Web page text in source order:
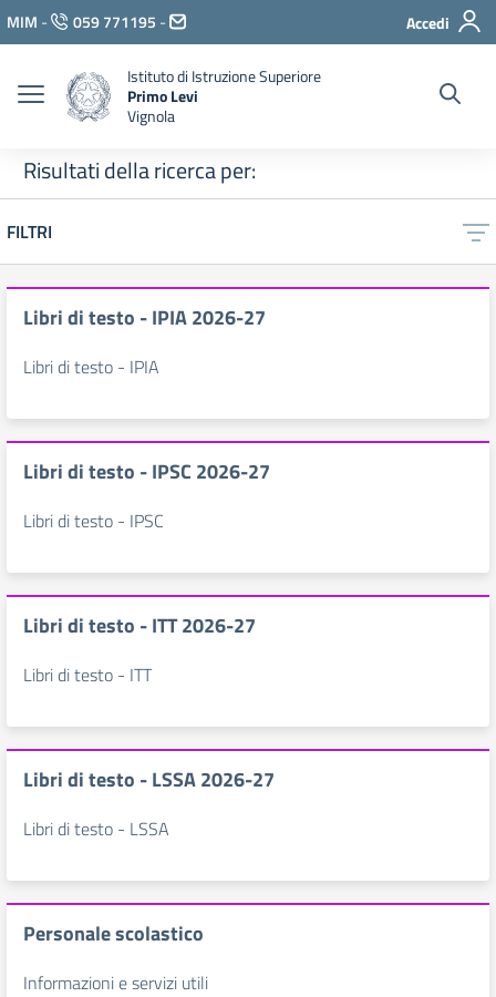
Vai ai contenuti
Vai al menu di navigazione
Vai al footer
MIM - 059 771195 - Accedi
Istituto di Istruzione Superiore
Primo Levi
Vignola
Risultati della ricerca per:
FILTRI
Libri di testo - IPIA 2026-27
Libri di testo - IPIA
Libri di testo - IPSC 2026-27
Libri di testo - IPSC
Libri di testo - ITT 2026-27
Libri di testo - ITT
Libri di testo - LSSA 2026-27
Libri di testo - LSSA
Personale scolastico
Informazioni e servizi utili